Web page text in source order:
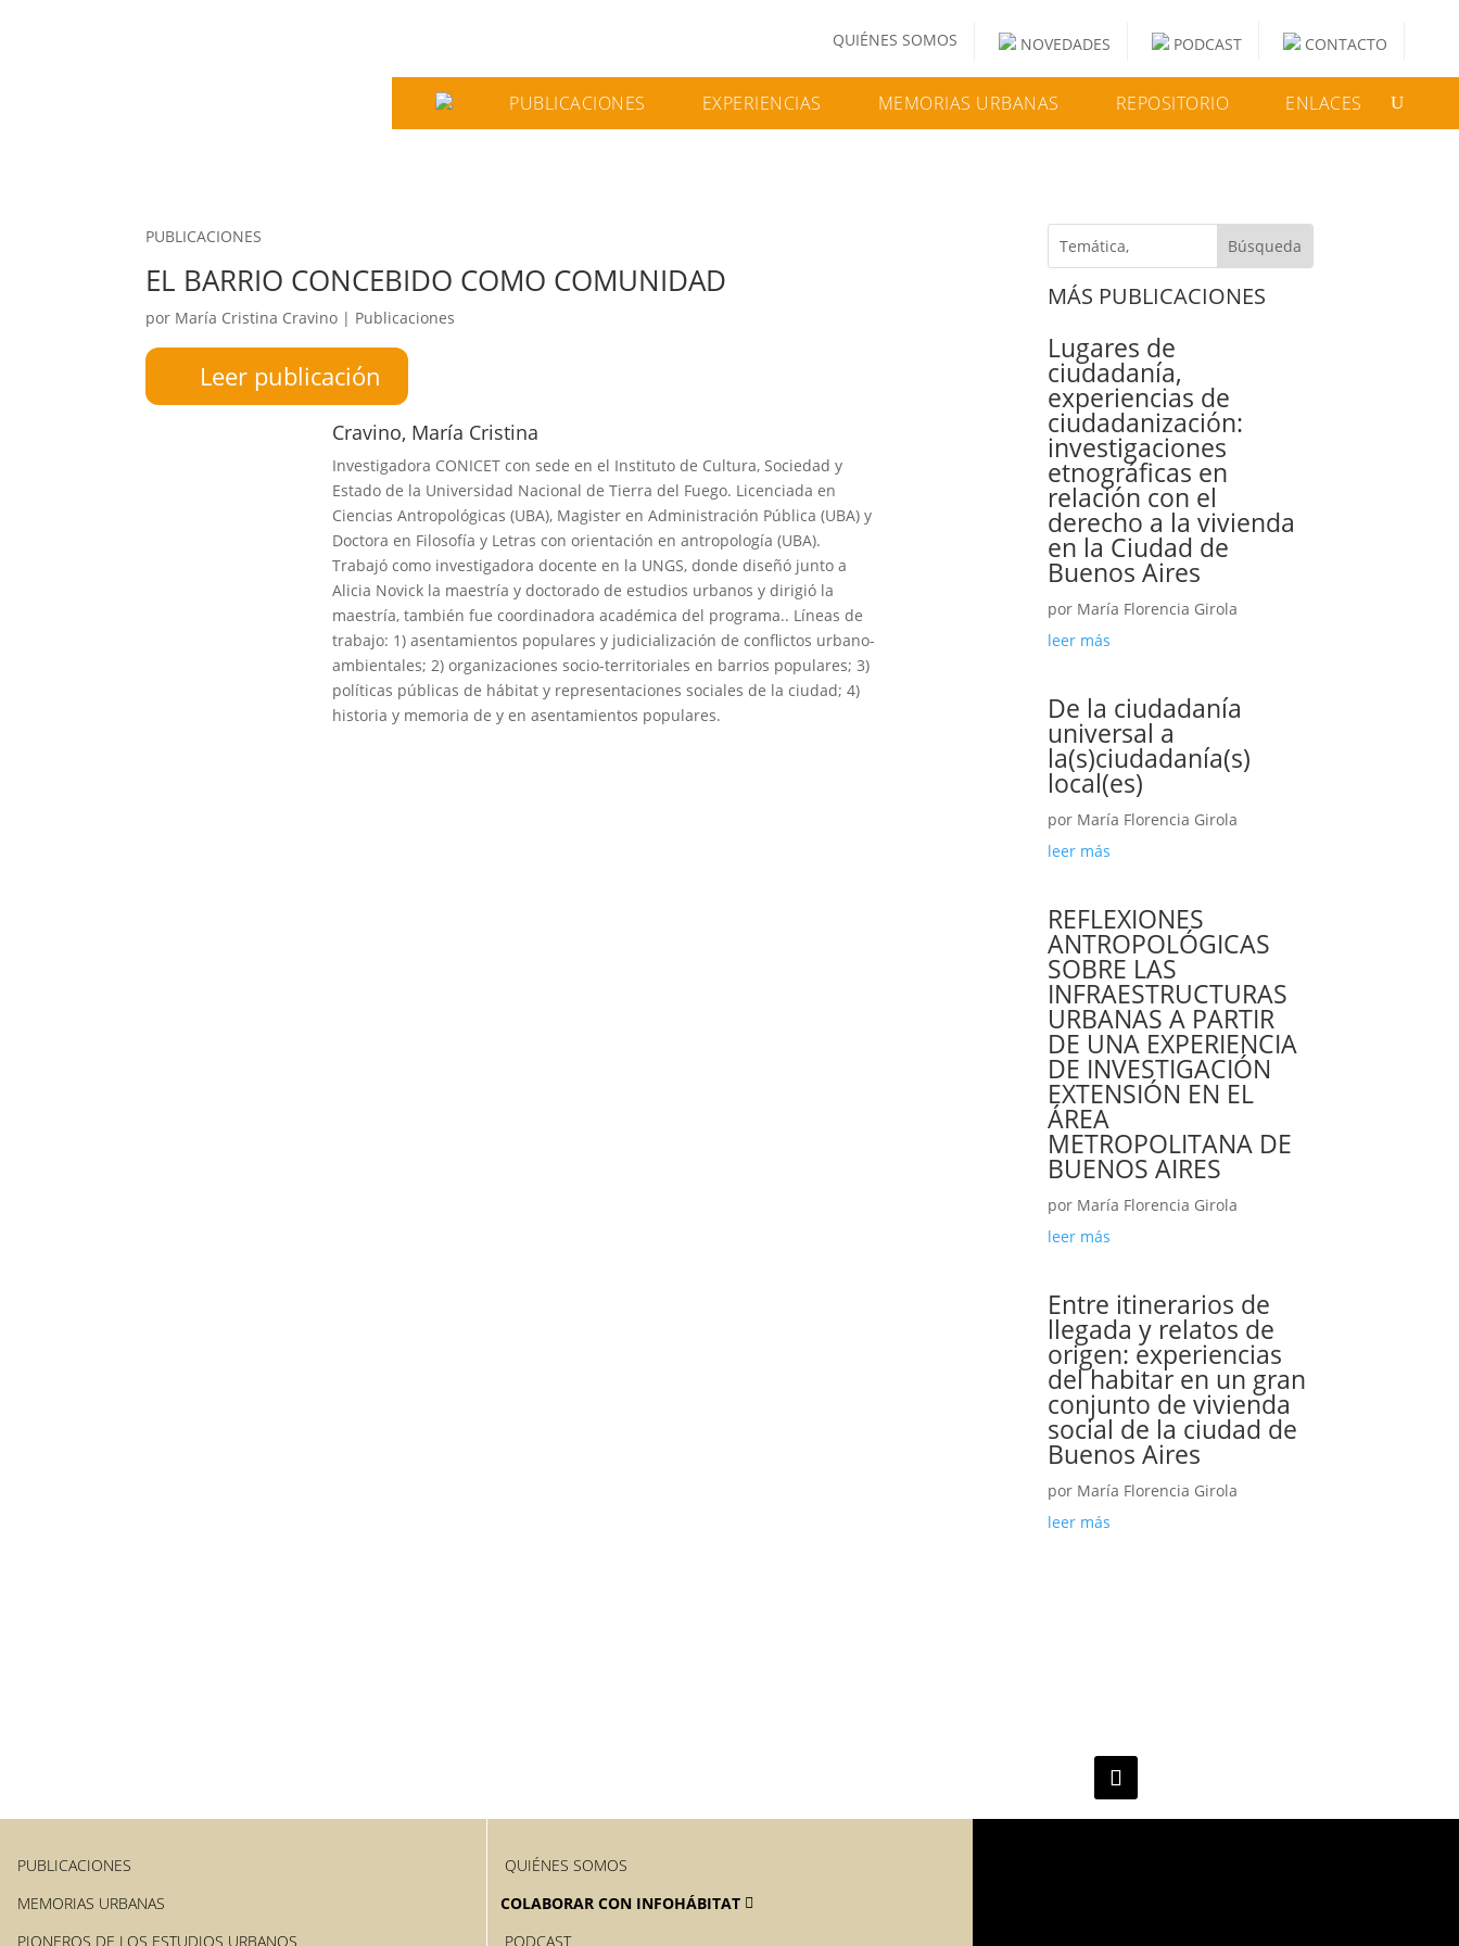
QUIÉNES SOMOS NOVEDADES PODCAST CONTACTO
PUBLICACIONES EXPERIENCIAS MEMORIAS URBANAS REPOSITORIO ENLACES
PUBLICACIONES
EL BARRIO CONCEBIDO COMO COMUNIDAD
por María Cristina Cravino | Publicaciones
Leer publicación
Cravino, María Cristina
Investigadora CONICET con sede en el Instituto de Cultura, Sociedad y
Estado de la Universidad Nacional de Tierra del Fuego. Licenciada en
Ciencias Antropológicas (UBA), Magister en Administración Pública (UBA) y
Doctora en Filosofía y Letras con orientación en antropología (UBA).
Trabajó como investigadora docente en la UNGS, donde diseñó junto a
Alicia Novick la maestría y doctorado de estudios urbanos y dirigió la
maestría, también fue coordinadora académica del programa.. Líneas de
trabajo: 1) asentamientos populares y judicialización de conflictos urbano-
ambientales; 2) organizaciones socio-territoriales en barrios populares; 3)
políticas públicas de hábitat y representaciones sociales de la ciudad; 4)
historia y memoria de y en asentamientos populares.
MÁS PUBLICACIONES
Lugares de
ciudadanía,
experiencias de
ciudadanización:
investigaciones
etnográficas en
relación con el
derecho a la vivienda
en la Ciudad de
Buenos Aires
por María Florencia Girola
leer más
De la ciudadanía
universal a
la(s)ciudadanía(s)
local(es)
por María Florencia Girola
leer más
REFLEXIONES
ANTROPOLÓGICAS
SOBRE LAS
INFRAESTRUCTURAS
URBANAS A PARTIR
DE UNA EXPERIENCIA
DE INVESTIGACIÓN
EXTENSIÓN EN EL
ÁREA
METROPOLITANA DE
BUENOS AIRES
por María Florencia Girola
leer más
Entre itinerarios de
llegada y relatos de
origen: experiencias
del habitar en un gran
conjunto de vivienda
social de la ciudad de
Buenos Aires
por María Florencia Girola
leer más
PUBLICACIONES
MEMORIAS URBANAS
PIONEROS DE LOS ESTUDIOS URBANOS
QUIÉNES SOMOS
COLABORAR CON INFOHÁBITAT
PODCAST